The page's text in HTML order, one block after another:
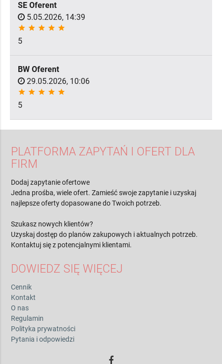
SE Oferent
5.05.2026, 14:39
star star star star star
5
BW Oferent
29.05.2026, 10:06
star star star star star
5
PLATFORMA ZAPYTAŃ I OFERT DLA
FIRM
Dodaj zapytanie ofertowe
Jedna prośba, wiele ofert. Zamieść swoje zapytanie i uzyskaj
najlepsze oferty dopasowane do Twoich potrzeb.
Szukasz nowych klientów?
Uzyskaj dostęp do planów zakupowych i aktualnych potrzeb.
Kontaktuj się z potencjalnymi klientami.
DOWIEDZ SIĘ WIĘCEJ
Cennik
Kontakt
O nas
Regulamin
Polityka prywatności
Pytania i odpowiedzi